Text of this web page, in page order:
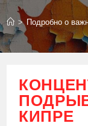
> Подробно о
КИПРЕ